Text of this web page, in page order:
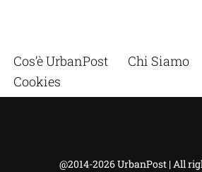
Cos’è UrbanPost Chi Siamo
Cookies
@2014-2026 UrbanPost | All